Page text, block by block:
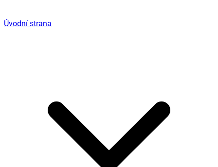
Úvodní strana